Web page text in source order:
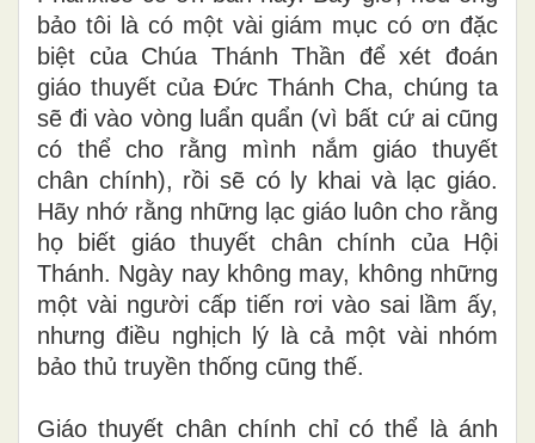
bảo tôi là có một vài giám mục có ơn đặc
biệt của Chúa Thánh Thần để xét đoán
giáo thuyết của Đức Thánh Cha, chúng ta
sẽ đi vào vòng luẩn quẩn (vì bất cứ ai cũng
có thể cho rằng mình nắm giáo thuyết
chân chính), rồi sẽ có ly khai và lạc giáo.
Hãy nhớ rằng những lạc giáo luôn cho rằng
họ biết giáo thuyết chân chính của Hội
Thánh. Ngày nay không may, không những
một vài người cấp tiến rơi vào sai lầm ấy,
nhưng điều nghịch lý là cả một vài nhóm
bảo thủ truyền thống cũng thế.
Giáo thuyết chân chính chỉ có thể là ánh